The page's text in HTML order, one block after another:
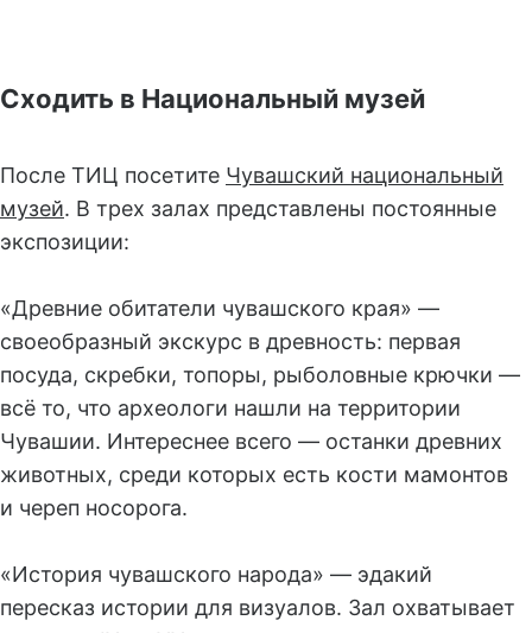
Сходить в Национальный музей
После ТИЦ посетите Чувашский национальный
музей. В трех залах представлены постоянные
экспозиции:
«Древние обитатели чувашского края» —
своеобразный экскурс в древность: первая
посуда, скребки, топоры, рыболовные крючки —
всё то, что археологи нашли на территории
Чувашии. Интереснее всего — останки древних
животных, среди которых есть кости мамонтов
и череп носорога.
«История чувашского народа» — эдакий
пересказ истории для визуалов. Зал охватывает